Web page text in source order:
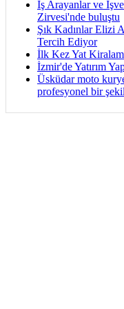
İş Arayanlar ve
Zirvesi'nde buluştu
Şık Kadınlar Elizi
Tercih Ediyor
İlk Kez Yat
İzmir'de Yatırım
Üsküdar moto
profesyonel bir